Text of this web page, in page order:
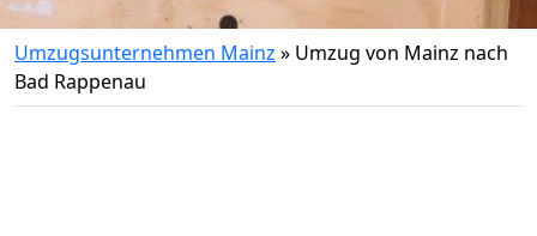
Umzugsunternehmen Mainz » Umzug von Mainz nach
Bad Rappenau